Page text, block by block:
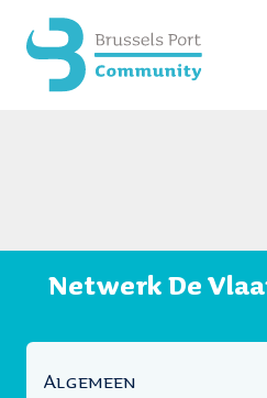
naar
inhoud
Netwerk De
Algemeen